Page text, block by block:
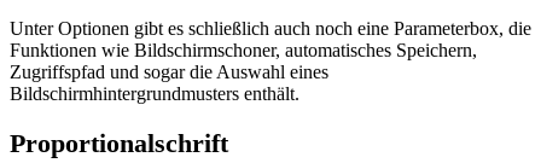
Unter Optionen gibt es schließlich auch noch eine Parameterbox, die
Funktionen wie Bildschirmschoner, automatisches Speichern,
Zugriffspfad und sogar die Auswahl eines
Bildschirmhintergrundmusters enthält.
Proportionalschrift